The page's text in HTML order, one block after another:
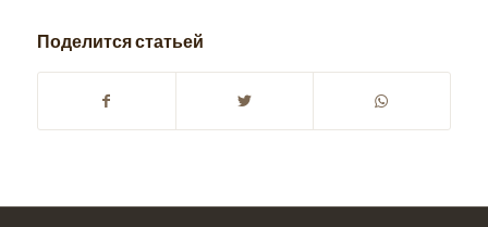
Поделится статьей